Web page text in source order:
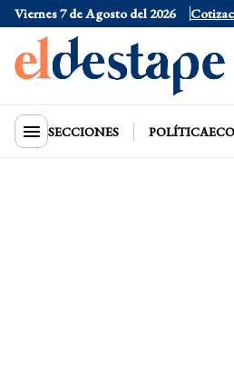
Viernes 7 de Agosto del 2026
Dólar Blue $1530 Dólar CCL
SECCIONES POLÍTICA